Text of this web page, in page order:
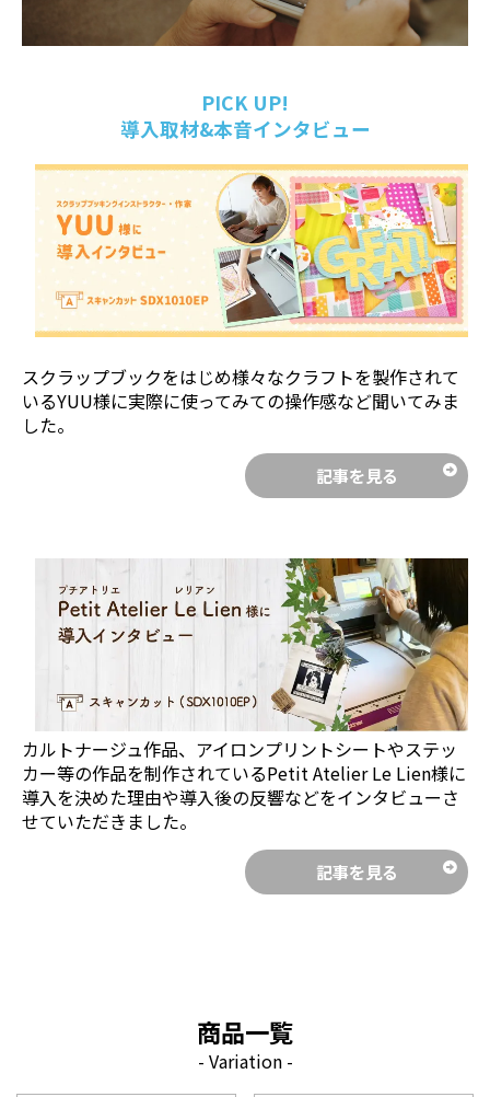
修理対応
保証規定に基
づき無償対応
※万が一修理
合には2~3万
円前後修理費
用がかかるケ
ースが多くな
ります。
送料：別途相
互負担
保証規定に基
づき無償対応
対応
※万が一修理
合には2~3万
円前後修理費
用がかかるケ
ースが多くな
ります。
送料：別途相
互負担
本体定価金額
まで無償
送料：別途相
互負担
代替え機
貸し出し
×
無償貸出
送料：別途相
互負担
無償貸出
送料：別途相
互負担
PICK UP!
導入取材&本音インタビュー
スクラップブックをはじめ様々なクラフトを製作されて
いるYUU様に実際に使ってみての操作感など聞いてみま
した。
記事を見る
カルトナージュ作品、アイロンプリントシートやステッ
カー等の作品を制作されているPetit Atelier Le Lien様に
導入を決めた理由や導入後の反響などをインタビューさ
せていただきました。
記事を見る
商品一覧
- Variation -